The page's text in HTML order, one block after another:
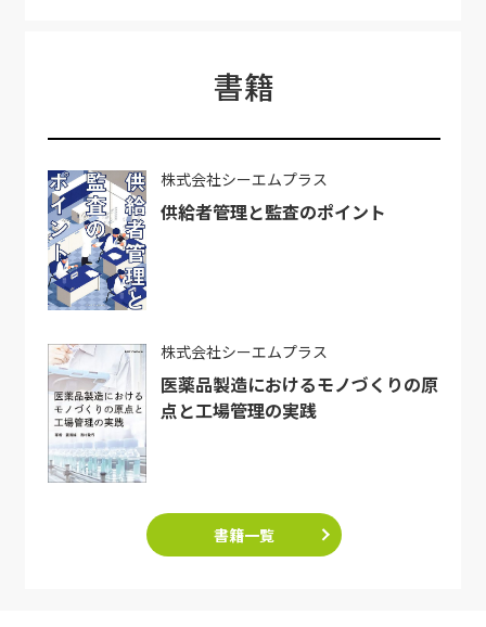
書籍
株式会社シーエムプラス
供給者管理と監査のポイント
株式会社シーエムプラス
医薬品製造におけるモノづくりの原
点と工場管理の実践
書籍一覧